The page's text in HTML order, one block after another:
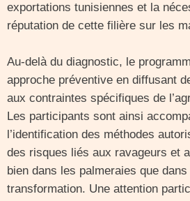
exportations tunisiennes et la
réputation de cette filière sur les
Au-delà du diagnostic, le
approche préventive en diffusant
aux contraintes spécifiques de
Les participants sont ainsi
l’identification des méthodes
des risques liés aux ravageurs et
bien dans les palmeraies que
transformation. Une attention